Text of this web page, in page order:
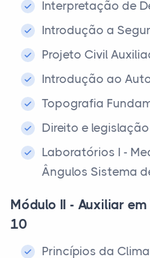
Interpretação de
Introdução a
Projeto Civil
Introdução ao
Topografia
Direito e
Laboratórios I -
Ângulos Sistema
Módulo II - Auxiliar
10
Princípios da